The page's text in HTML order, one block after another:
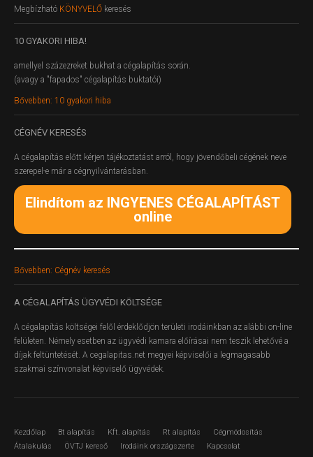
Megbízható KÖNYVELŐ keresés
10 GYAKORI HIBA!
amellyel százezreket bukhat a cégalapítás során.
(avagy a "fapados" cégalapítás buktatói)
Bővebben: 10 gyakori hiba
CÉGNÉV KERESÉS
A cégalapítás előtt kérjen tájékoztatást arról, hogy jövendőbeli cégének neve
szerepel-e már a cégnyilvántarásban.
Elindítom az INGYENES CÉGALAPÍTÁST
online
Bővebben: Cégnév keresés
A CÉGALAPÍTÁS ÜGYVÉDI KÖLTSÉGE
A cégalapítás költségei felől érdeklődjön területi irodáinkban az alábbi on-line
felületen. Némely esetben az ügyvédi kamara előírásai nem teszik lehetővé a
díjak feltüntetését. A cegalapitas.net megyei képviselői a legmagasabb
szakmai színvonalat képviselő ügyvédek.
Kezdőlap Bt alapítás Kft. alapítás Rt alapítás
Cégmódosítás
Átalakulás
ÖVTJ kereső Irodáink országszerte
Kapcsolat